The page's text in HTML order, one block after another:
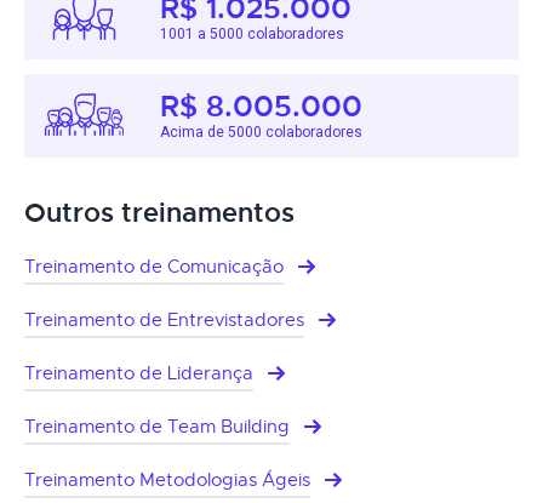
R$ 1.025.000
1001 a 5000 colaboradores
R$ 8.005.000
Acima de 5000 colaboradores
Outros treinamentos
Treinamento de Comunicação
Treinamento de Entrevistadores
Treinamento de Liderança
Treinamento de Team Building
Treinamento Metodologias Ágeis